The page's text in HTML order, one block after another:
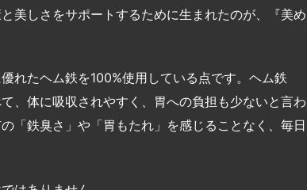
美しさをサポートするために生まれたのが、『美め
れたヘム鉄を100%使用している点です。ヘム鉄
、体に吸収されやすく、胃への負担も少ないと言わ
「鉄臭さ」や「胃もたれ」を感じることなく、毎日